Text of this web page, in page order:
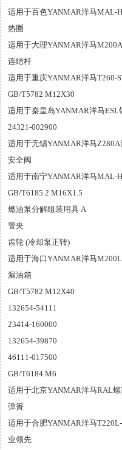
适用于百色YANMAR洋马MAL-
热圈
适用于大理YANMAR洋马
连结杆
适用于重庆YANMAR洋马T260-
GB/T5782 M12X30
适用于秦皇岛YANMAR洋马
24321-002900
适用于无锡YANMAR洋马
安全阀
适用于南宁YANMAR洋马MAL-
GB/T6185.2 M16X1.5
燃油泵分解组装用具 A
管夹
齿轮 (冷却泵正转)
适用于海口YANMAR洋马
漏油箱
GB/T5782 M12X40
132654-54111
23414-160000
132654-39870
46111-017500
GB/T6184 M6
适用于北京YANMAR洋马RAL螺
弹簣
适用于合肥YANMAR洋马
业领先